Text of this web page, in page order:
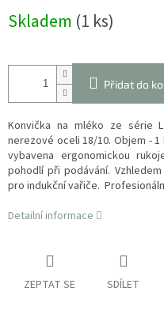
cena:
Skladem (1 ks)
Přidat do
Konvička na mléko ze série
nerezové oceli 18/10. Objem -
vybavena ergonomickou
pohodlí při podávání.
pro indukční vařiče.
Detailní informace
ZEPTAT SE SDÍLET